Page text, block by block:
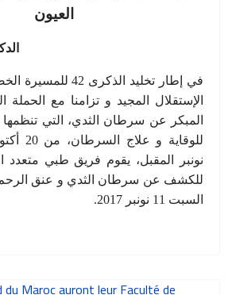
العيون
في إطار تخليد الذكرى
الإستقلال المجيد و تزامنا مع
المبكر عن سرطان الثدي، التي
للوقاية و علاج السرطان، من 20 أكتوبر
نونبر المقبل، يقوم فريق طبي متعدد
للكشف عن سرطان الثدي و عنق الرحم
السبت 11 نونبر 2017.